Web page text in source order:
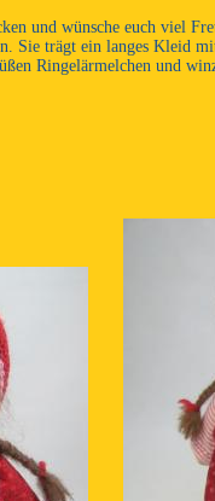
und wünsche euch viel
Sie trägt ein langes Kleid
Ringelärmelchen und